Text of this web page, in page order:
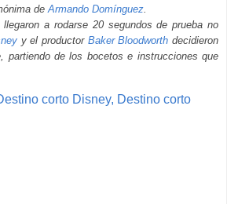
de Armando Domínguez
a rodarse 20 segundos de prueba no
y el productor Baker Bloodworth decidieron
partiendo de los bocetos e instrucciones que
corto Disney, Destino corto